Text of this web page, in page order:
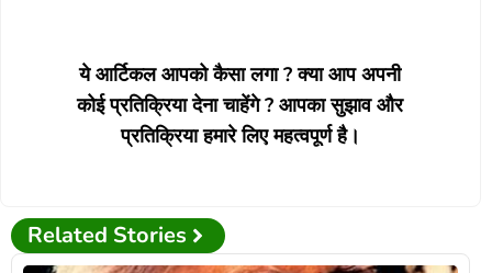
ये आर्टिकल आपको कैसा लगा ? क्या आप अपनी
कोई प्रतिक्रिया देना चाहेंगे ? आपका सुझाव और
प्रतिक्रिया हमारे लिए महत्वपूर्ण है।
Related Stories